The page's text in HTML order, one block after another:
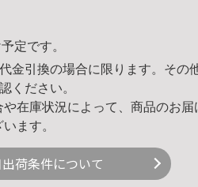
定です。
金引換の場合に限ります。その
ください。
在庫状況によって、商品のお届
ます。
荷条件について